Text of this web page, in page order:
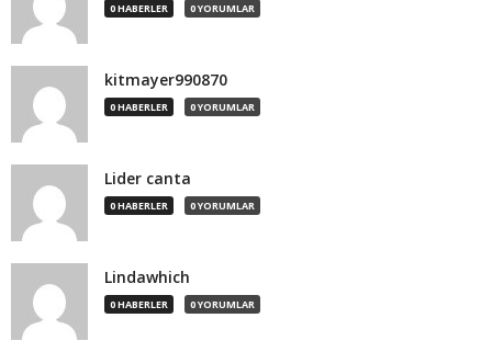
0 HABERLER 0 YORUMLAR
kitmayer990870
0 HABERLER 0 YORUMLAR
Lider canta
0 HABERLER 0 YORUMLAR
Lindawhich
0 HABERLER 0 YORUMLAR